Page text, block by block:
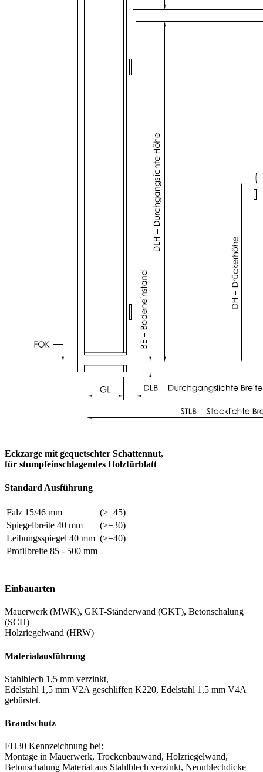
Eckzarge mit gequetschter Schattennut,
für stumpfeinschlagendes Holztürblatt
Standard Ausführung
Falz 15/46 mm
(>=45)
Spiegelbreite 40 mm
(>=30)
Leibungsspiegel 40 mm (>=40)
Profilbreite 85 - 500 mm
Einbauarten
Mauerwerk (MWK), GKT-Ständerwand (GKT), Betonschalung
(SCH)
Holzriegelwand (HRW)
Materialausführung
Stahlblech 1,5 mm verzinkt,
Edelstahl 1,5 mm V2A geschliffen K220, Edelstahl 1,5 mm V4A
gebürstet.
Brandschutz
FH30 Kennzeichnung bei:
Montage in Mauerwerk, Trockenbauwand, Holzriegelwand,
Betonschalung Material aus Stahlblech verzinkt, Nennblechdicke